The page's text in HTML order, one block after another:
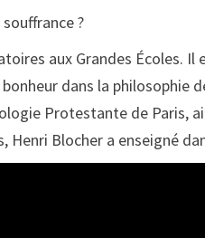
?
aux Grandes Écoles. Il
dans la philosophie
Protestante de Paris,
Blocher a enseigné